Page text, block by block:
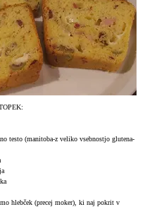
testo (manitoba-z veliko vsebnostjo glutena-
hlebček (precej moker), ki naj pokrit v